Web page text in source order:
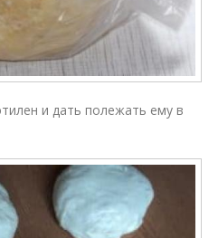
и дать полежать ему в